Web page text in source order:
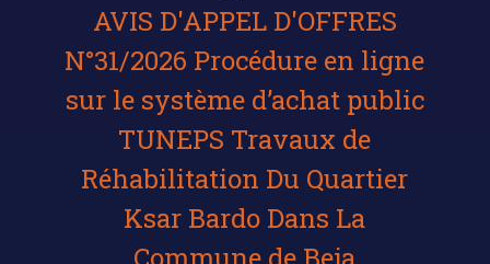
AVIS D'APPEL D'OFFRES
N°31/2026 Procédure en ligne
sur le système d’achat public
TUNEPS Travaux de
Réhabilitation Du Quartier
Ksar Bardo Dans La